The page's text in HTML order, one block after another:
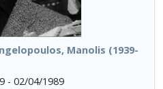
Manolis (1939-
- 02/04/1989